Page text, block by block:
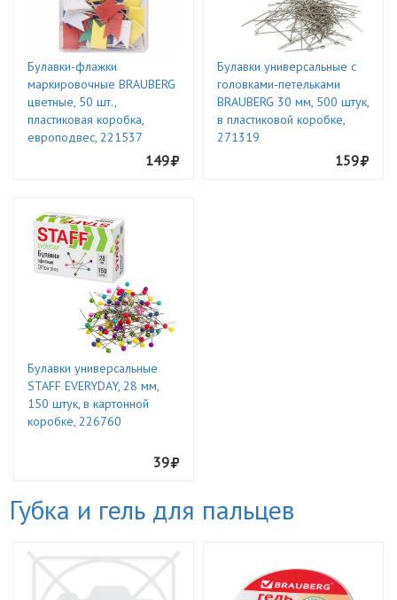
Булавки-флажки
маркировочные BRAUBERG
цветные, 50 шт.,
пластиковая коробка,
европодвес, 221537
149
Булавки универсальные с
головками-петельками
BRAUBERG 30 мм, 500 штук,
в пластиковой коробке,
271319
159
Булавки универсальные
STAFF EVERYDAY, 28 мм,
150 штук, в картонной
коробке, 226760
39
Губка и гель для пальцев